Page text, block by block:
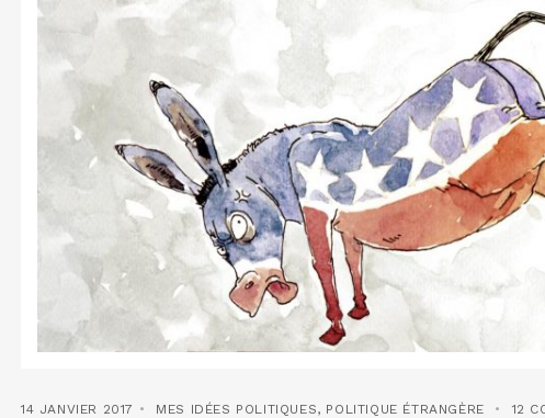
14 JANVIER 2017 MES IDÉES POLITIQUES, POLITIQUE ÉTRANGÈRE 12